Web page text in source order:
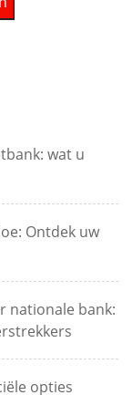
wat u
Ontdek uw
nationale bank:
opties